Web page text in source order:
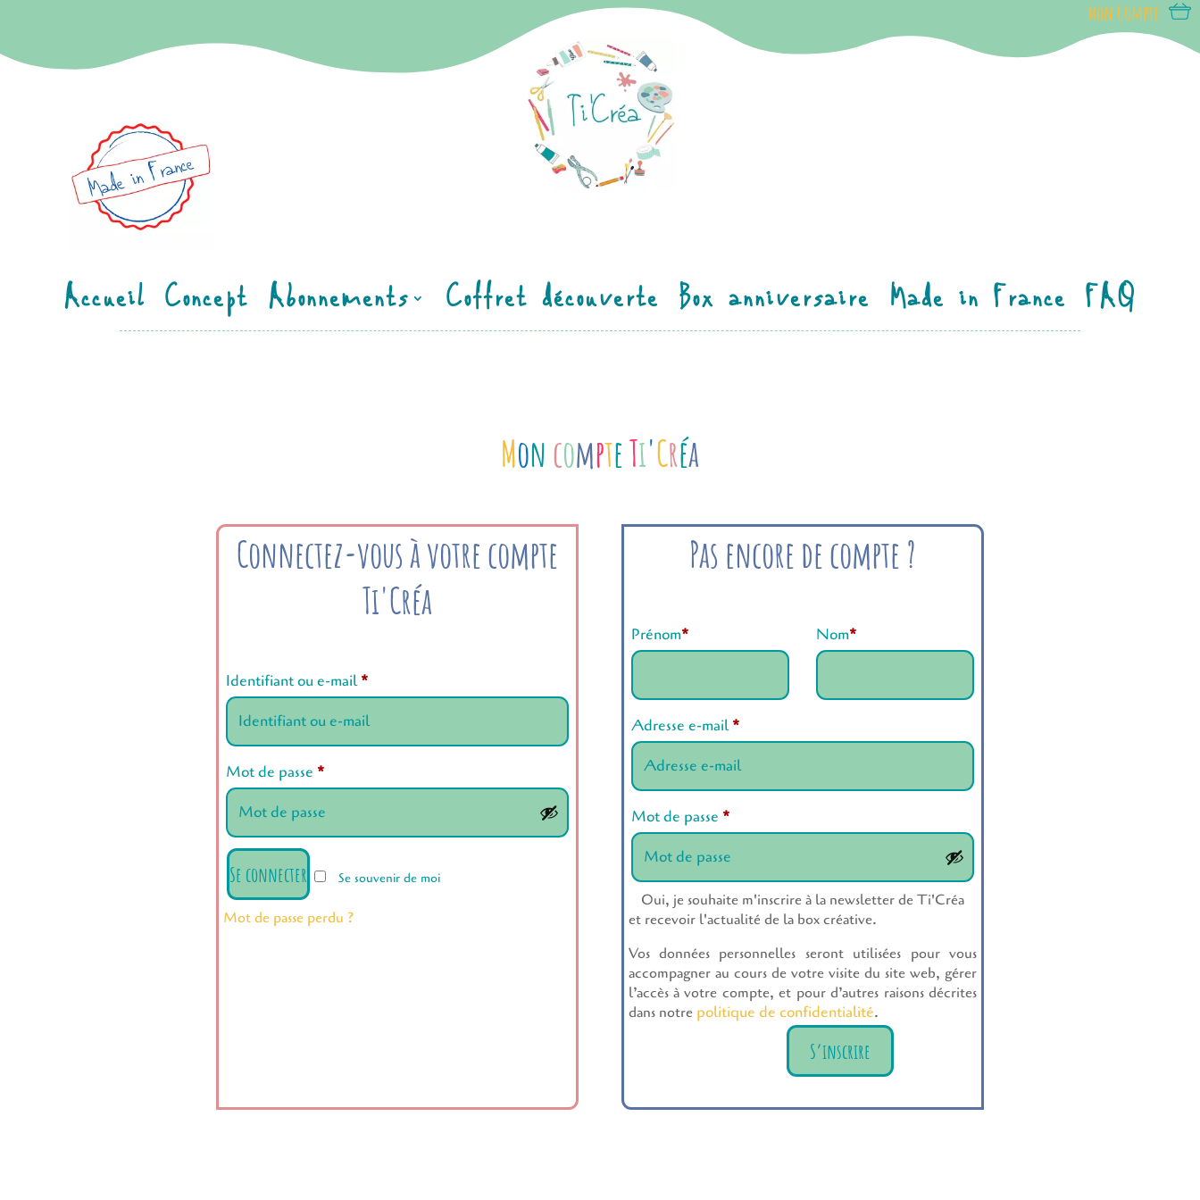
Mon Compte
Accueil Concept Abonnements Coffret découverte Box anniversaire Made in France FAQ
MoncompteTi'Créa
Connectez-vous à votre compte
Ti'Créa
Identifiant ou e-mail*
Mot de passe *
Se connecter Se souvenir de moi
Mot de passe perdu ?
Pas encore de compte ?
Prénom* Nom*
Adresse e-mail*
Mot de passe *
Oui, je souhaite m'inscrire à la newsletter de Ti'Créa
et recevoir l'actualité de la box créative.
Vos données personnelles seront utilisées pour vous
accompagner au cours de votre visite du site web, gérer
l’accès à votre compte, et pour d’autres raisons décrites
dans notre politique de confidentialité.
S’inscrire